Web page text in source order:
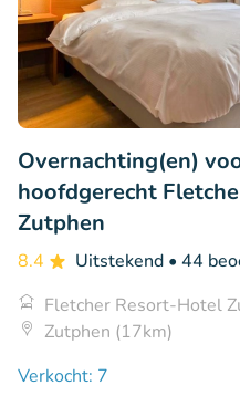
Overnachting(en)
hoofdgerecht
Zutphen
8.4 Uitstekend • 44
Fletcher Resort-Hotel
Zutphen (17km)
Verkocht: 7